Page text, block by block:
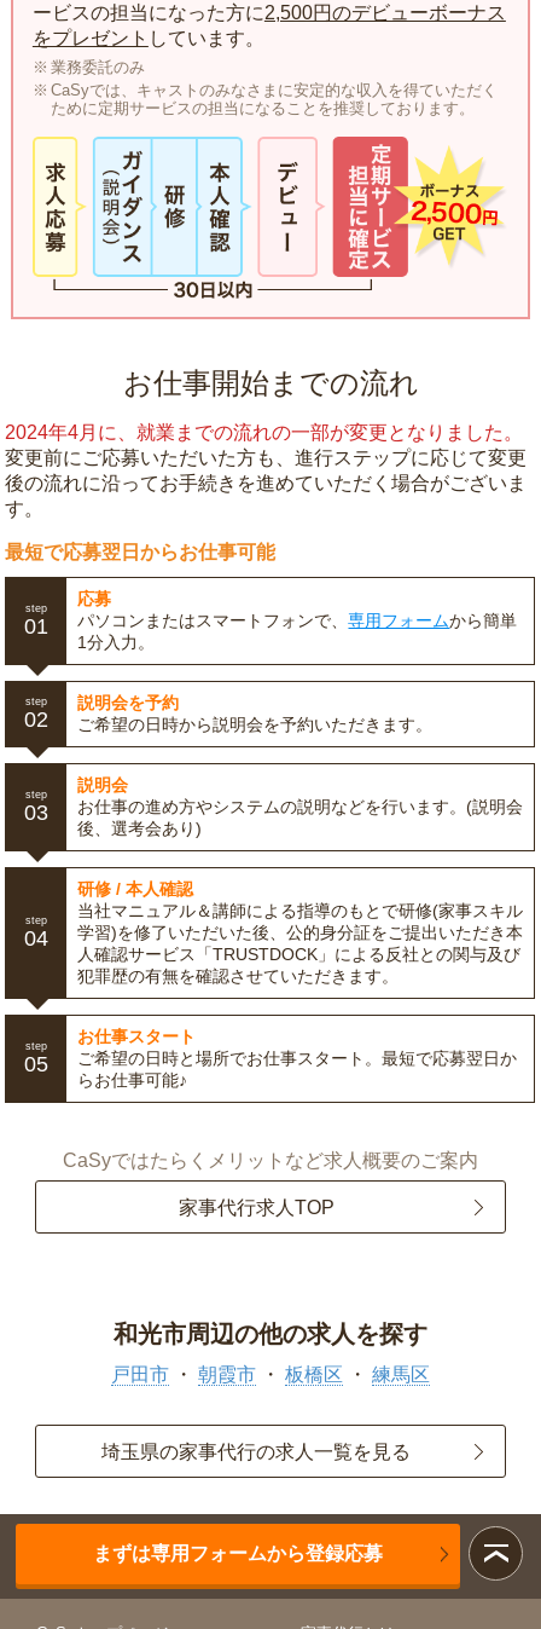
ービスの担当になった方に2,500円のデビューボーナス
をプレゼント しています。
業務委託のみ
CaSyでは、キャストのみなさまに安定的な収入を得ていただく
ために定期サービスの担当になることを推奨しております。
お仕事開始までの流れ
2024年4月に、就業までの流れの一部が変更となりました。
変更前にご応募いただいた方も、進行ステップに応じて変更
後の流れに沿ってお手続きを進めていただく場合がございま
す。
最短で応募翌日からお仕事可能
step
01
応募
パソコンまたはスマートフォンで、専用フォームから簡単
1分入力。
step
02
説明会を予約
ご希望の日時から説明会を予約いただきます。
step
03
説明会
お仕事の進め方やシステムの説明などを行います。(説明会
後、選考会あり)
step
04
研修 / 本人確認
当社マニュアル＆講師による指導のもとで研修(家事スキル
学習)を修了いただいた後、公的身分証をご提出いただき本
人確認サービス「TRUSTDOCK」による反社との関与及び
犯罪歴の有無を確認させていただきます。
step
05
お仕事スタート
ご希望の日時と場所でお仕事スタート。最短で応募翌日か
らお仕事可能♪
CaSyではたらくメリットなど求人概要のご案内
家事代行求人TOP
和光市周辺の他の求人を探す
戸田市 朝霞市 板橋区 練馬区
埼玉県の家事代行の求人一覧を見る
まずは専用フォームから登録応募